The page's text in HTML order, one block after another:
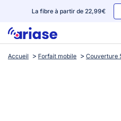
La fibre à partir de 22,99€
Box internet
Accueil Forfait mobile Couverture